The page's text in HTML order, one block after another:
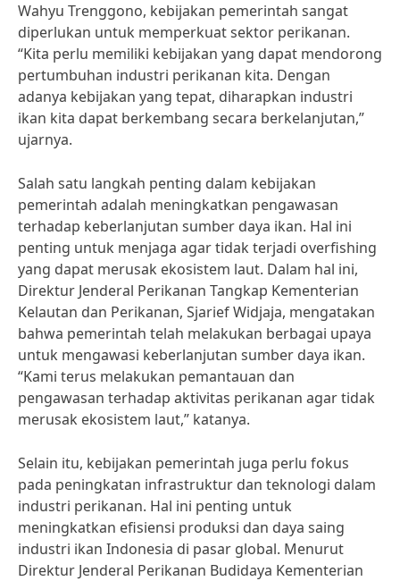
Wahyu Trenggono, kebijakan pemerintah sangat
diperlukan untuk memperkuat sektor perikanan.
“Kita perlu memiliki kebijakan yang dapat mendorong
pertumbuhan industri perikanan kita. Dengan
adanya kebijakan yang tepat, diharapkan industri
ikan kita dapat berkembang secara berkelanjutan,”
ujarnya.
Salah satu langkah penting dalam kebijakan
pemerintah adalah meningkatkan pengawasan
terhadap keberlanjutan sumber daya ikan. Hal ini
penting untuk menjaga agar tidak terjadi overfishing
yang dapat merusak ekosistem laut. Dalam hal ini,
Direktur Jenderal Perikanan Tangkap Kementerian
Kelautan dan Perikanan, Sjarief Widjaja, mengatakan
bahwa pemerintah telah melakukan berbagai upaya
untuk mengawasi keberlanjutan sumber daya ikan.
“Kami terus melakukan pemantauan dan
pengawasan terhadap aktivitas perikanan agar tidak
merusak ekosistem laut,” katanya.
Selain itu, kebijakan pemerintah juga perlu fokus
pada peningkatan infrastruktur dan teknologi dalam
industri perikanan. Hal ini penting untuk
meningkatkan efisiensi produksi dan daya saing
industri ikan Indonesia di pasar global. Menurut
Direktur Jenderal Perikanan Budidaya Kementerian